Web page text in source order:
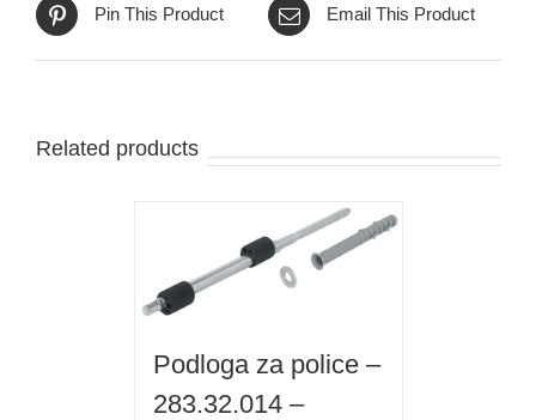
Pin This Product Email This Product
Related products
Podloga za police –
283.32.014 –